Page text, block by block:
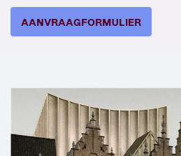
AANVRAAGFORMULIER